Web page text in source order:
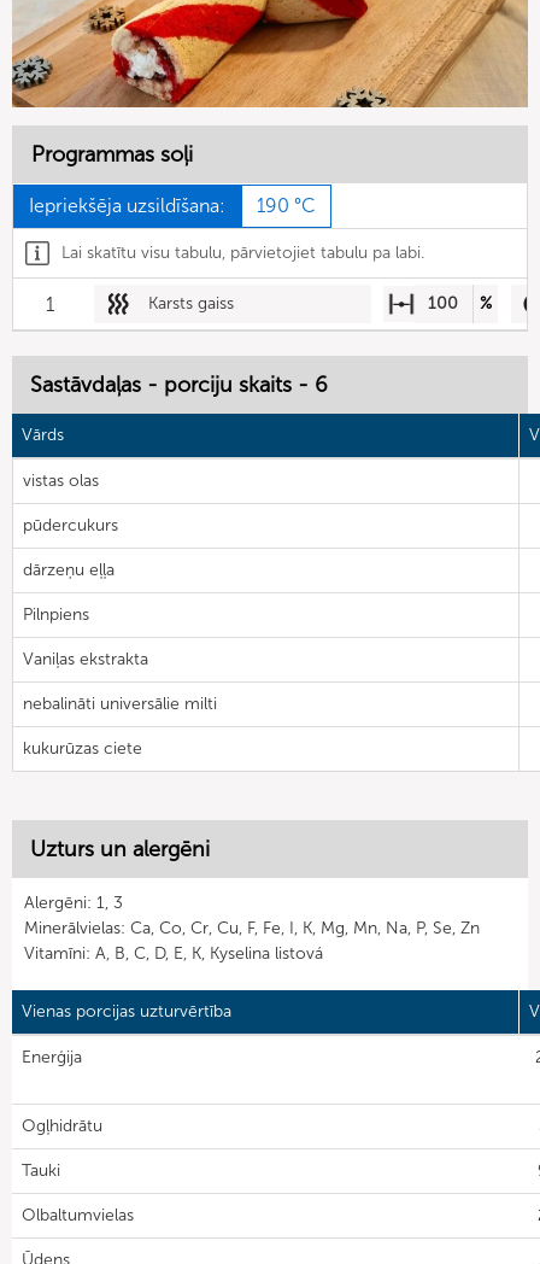
Programmas soļi
Iepriekšēja uzsildīšana: 190 °C
Lai skatītu visu tabulu, pārvietojiet tabulu pa labi.
1 Karsts gaiss 100 %
Sastāvdaļas - porciju skaits - 6
Vārds
vistas olas
pūdercukurs
dārzeņu eļļa
Pilnpiens
Vaniļas ekstrakta
nebalināti universālie milti
kukurūzas ciete
Uzturs un alergēni
Alergēni: 1, 3
Minerālvielas: Ca, Co, Cr, Cu, F, Fe, I, K, Mg, Mn, Na, P, Se, Zn
Vitamīni: A, B, C, D, E, K, Kyselina listová
Vienas porcijas uzturvērtība
Enerģija
Ogļhidrātu
Tauki
Olbaltumvielas
Ūdens